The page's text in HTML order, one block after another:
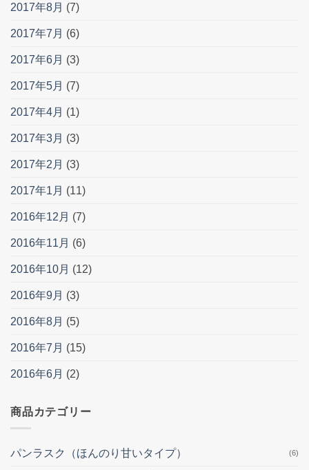
2017年8月 (7)
2017年7月 (6)
2017年6月 (3)
2017年5月 (7)
2017年4月 (1)
2017年3月 (3)
2017年2月 (3)
2017年1月 (11)
2016年12月 (7)
2016年11月 (6)
2016年10月 (12)
2016年9月 (3)
2016年8月 (5)
2016年7月 (15)
2016年6月 (2)
商品カテゴリー
パンラスク（ほんのり甘いタイプ） (6)